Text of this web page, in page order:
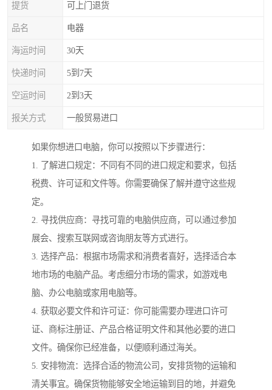
提货 可上门退货
品名 电器
海运时间 30天
快递时间 5到7天
空运时间 2到3天
报关方式 一般贸易进口
如果你想进口电脑，你可以按照以下步骤进行：
1. 了解进口规定：不同有不同的进口规定和要求，包括
税费、许可证和文件等。你需要确保了解并遵守这些规
定。
2. 寻找供应商：寻找可靠的电脑供应商，可以通过参加
展会、搜索互联网或咨询朋友等方式进行。
3. 选择产品：根据市场需求和消费者喜好，选择适合本
地市场的电脑产品。考虑细分市场的需求，如游戏电
脑、办公电脑或家用电脑等。
4. 获取必要文件和许可证：你可能需要办理进口许可
证、商标注册证、产品合格证明文件和其他必要的进口
文件。确保你已经准备，以便顺利通过海关。
5. 安排物流：选择合适的物流公司，安排货物的运输和
清关事宜。确保货物能够安全地运输到目的地，并避免